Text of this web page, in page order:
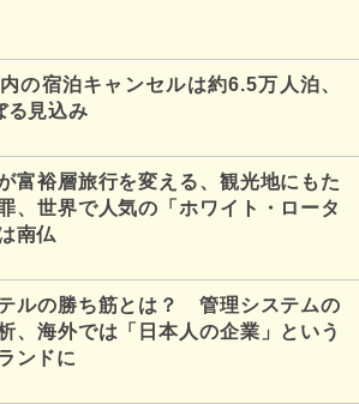
の宿泊キャンセルは約6.5万人泊、
る見込み
富裕層旅行を変える、観光地にもた
、世界で人気の「ホワイト・ロータ
南仏
ルの勝ち筋とは？ 管理システムの
、海外では「日本人の企業」という
ンドに